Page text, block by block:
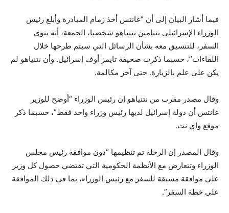
فيما أشار البيان إلى أن “غانتس أخذ زمام المبادرة وأبلغ رئيس
الوزراء الإسرائيلي بنيامين نتنياهو شخصيا، الجمعة، أنه ينوي
السفر، للتنسيق معه بشأن الرسائل التي سيتم طرحها خلال
اللقاءات”، حسبما ذكرت صحيفة تايمز أوف إسرائيل. وأن نتنياهو لم
يكن على علم بالزيارة. حتى آخر مكالمة.
وقال مصدر مقرب من نتنياهو إن رئيس الوزراء “أوضح للوزير
غانتس أن دولة إسرائيل لديها رئيس وزراء واحد فقط”، حسبما ذكر
موقع واي نت.
وقال المصدر إن الرحلة تم تنظيمها “دون موافقة رئيس مجلس
الوزراء وتتعارض مع الأنظمة الحكومية التي تقتضي حصول كل وزير
على موافقة مسبقة للسفر مع رئيس الوزراء، بما في ذلك الموافقة
على خطة السفر”.